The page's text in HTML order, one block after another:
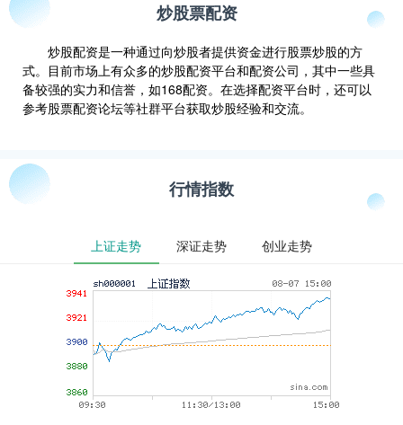
炒股票配资
炒股配资是一种通过向炒股者提供资金进行股票炒股的方
式。目前市场上有众多的炒股配资平台和配资公司，其中一些具
备较强的实力和信誉，如168配资。在选择配资平台时，还可以
参考股票配资论坛等社群平台获取炒股经验和交流。
行情指数
上证走势 深证走势 创业走势